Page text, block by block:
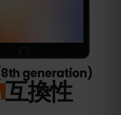
generation)
互換性